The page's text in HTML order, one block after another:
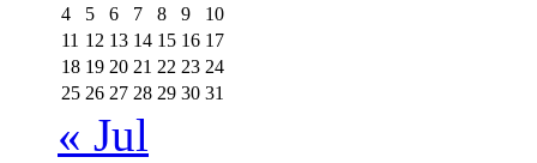
4
5 6 7 8 9
10
11 12 13 14 15 16 17
18 19 20 21 22 23 24
25 26 27 28 29 30 31
« Jul